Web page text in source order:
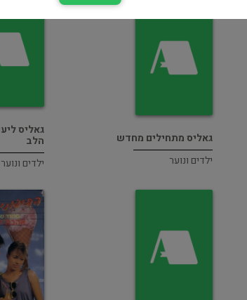
גאליס מתחילים מחדש
ילדים ונוער
גאליס
הלב
ילדים ונוער